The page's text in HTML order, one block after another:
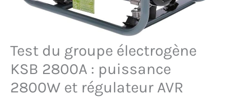
Test du groupe électrogène
KSB 2800A : puissance
2800W et régulateur AVR